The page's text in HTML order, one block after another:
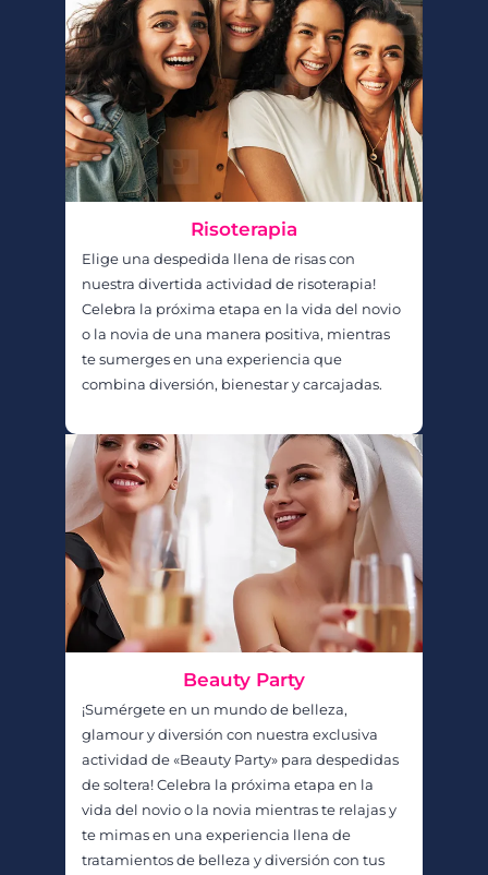
Risoterapia
Elige una despedida llena de risas con
nuestra divertida actividad de risoterapia!
Celebra la próxima etapa en la vida del novio
o la novia de una manera positiva, mientras
te sumerges en una experiencia que
combina diversión, bienestar y carcajadas.
Beauty Party
¡Sumérgete en un mundo de belleza,
glamour y diversión con nuestra exclusiva
actividad de «Beauty Party» para despedidas
de soltera! Celebra la próxima etapa en la
vida del novio o la novia mientras te relajas y
te mimas en una experiencia llena de
tratamientos de belleza y diversión con tus